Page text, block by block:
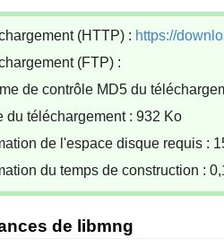
(HTTP) : https://
(FTP) :
de contrôle MD5 du
du téléchargement : 932 Ko
de l'espace disque requis :
du temps de construction :
de libmng